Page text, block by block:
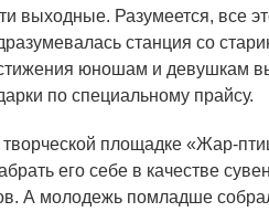
выходные. Разумеется, все
станция со
юношам и девушкам
по специальному прайсу.
площадке «Жар-
его себе в качестве
А молодежь помладше